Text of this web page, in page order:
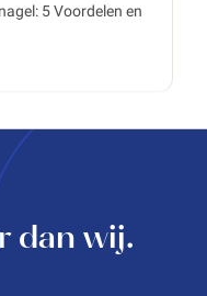
5 Voordelen en
dan wij.